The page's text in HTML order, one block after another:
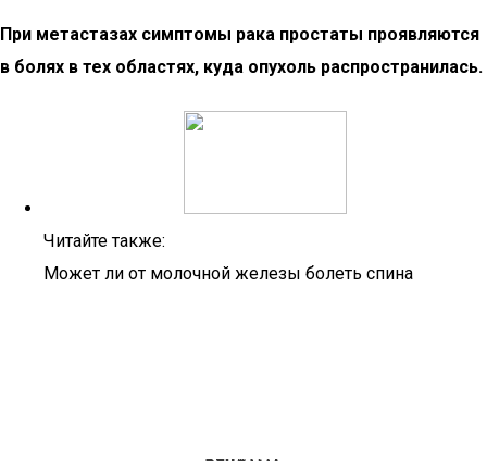
При метастазах симптомы рака простаты проявляются
в болях в тех областях, куда опухоль распространилась.
Читайте также:
Может ли от молочной железы болеть спина